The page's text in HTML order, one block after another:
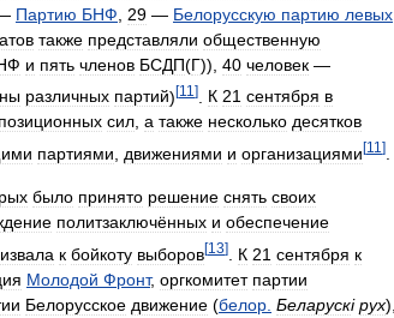
Партию БНФ 29 — Белорусскую партию левых
также представляли общественную
и пять членов БСДП(Г)), 40 человек —
различных партий)[11 ] К 21 сентября в
сил, а также несколько десятков
партиями движениями и организациями [11 ]
было принято решение снять своих
политзаключённых и обеспечение
к бойкоту выборов[13] К 21 сентября к
Молодой Фронт, оргкомитет партии
Белорусское движение (белор Беларускірух),